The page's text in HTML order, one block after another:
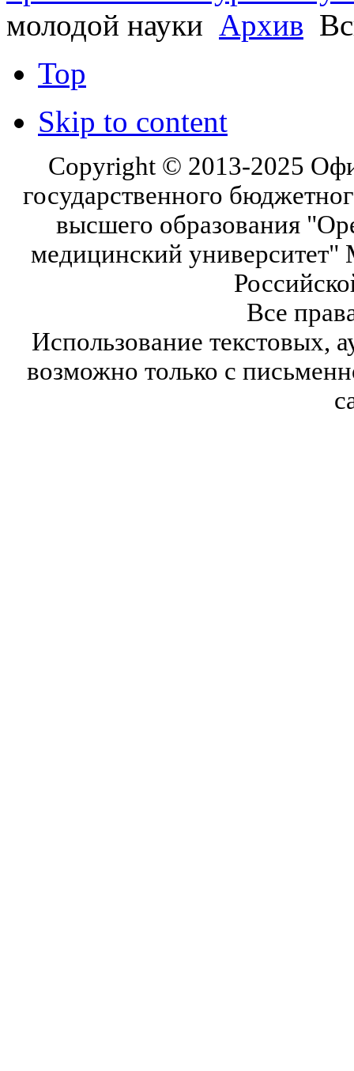
молодой науки Архив
Top
Skip to content
Copyright © 2013-2025
государственного
высшего образования
медицинский университет"
Все
Использование текстовых,
возможно только с